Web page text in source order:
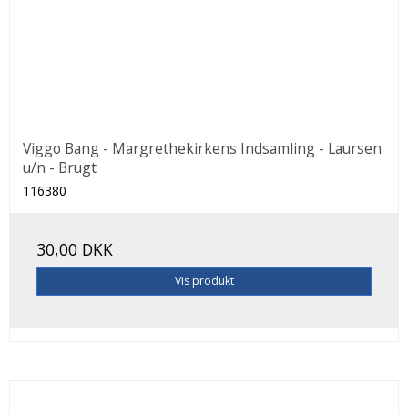
Viggo Bang - Margrethekirkens Indsamling - Laursen
u/n - Brugt
116380
30,00 DKK
Vis produkt